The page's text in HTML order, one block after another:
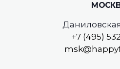
Даниловская
+7 (495)